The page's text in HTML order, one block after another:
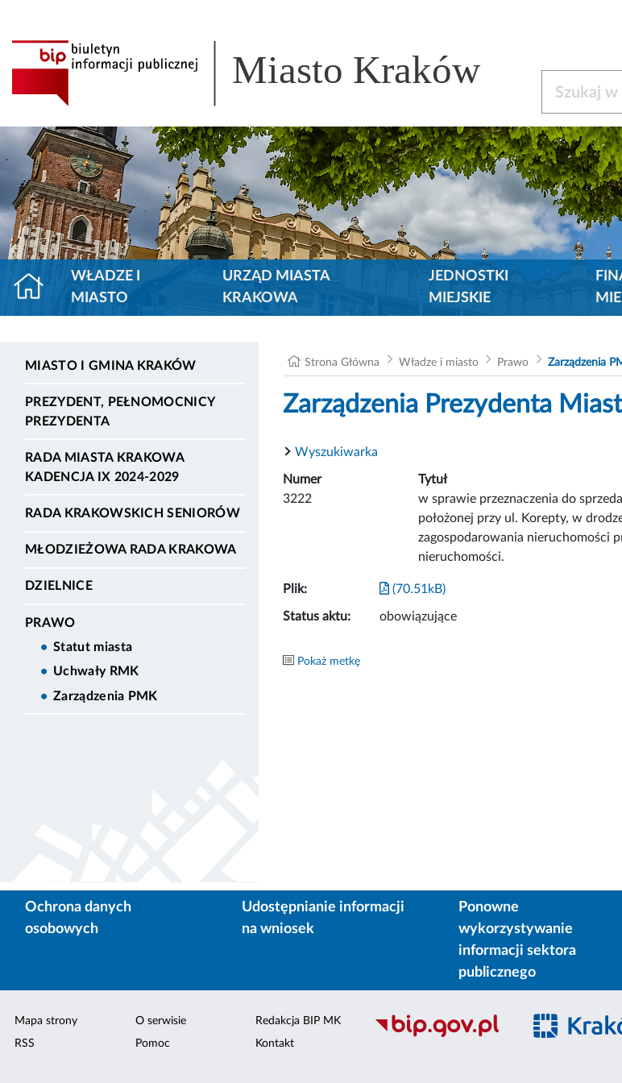
Miasto Kraków
WŁADZE I
MIASTO
URZĄD MIASTA
KRAKOWA
JEDNOSTKI
MIEJSKIE
MIASTO I GMINA KRAKÓW
PREZYDENT, PEŁNOMOCNICY
PREZYDENTA
RADA MIASTA KRAKOWA
KADENCJA IX 2024-2029
RADA KRAKOWSKICH SENIORÓW
MŁODZIEŻOWA RADA KRAKOWA
DZIELNICE
PRAWO
Statut miasta
Uchwały RMK
Zarządzenia PMK
Strona Główna Władze i miasto Prawo Zarządzenia
Zarządzenia Prezydenta
Wyszukiwarka
Numer Tytuł
3222
w sprawie przeznaczenia do
położonej przy ul. Korepty, w
zagospodarowania nieruchomości
nieruchomości.
Plik: (70.51kB)
Status aktu: obowiązujące
Pokaż metkę
Ochrona danych
osobowych
Udostępnianie informacji
na wniosek
Ponowne
wykorzystywanie
informacji sektora
publicznego
Mapa strony
RSS
O serwisie
Pomoc
Redakcja BIP MK
Kontakt